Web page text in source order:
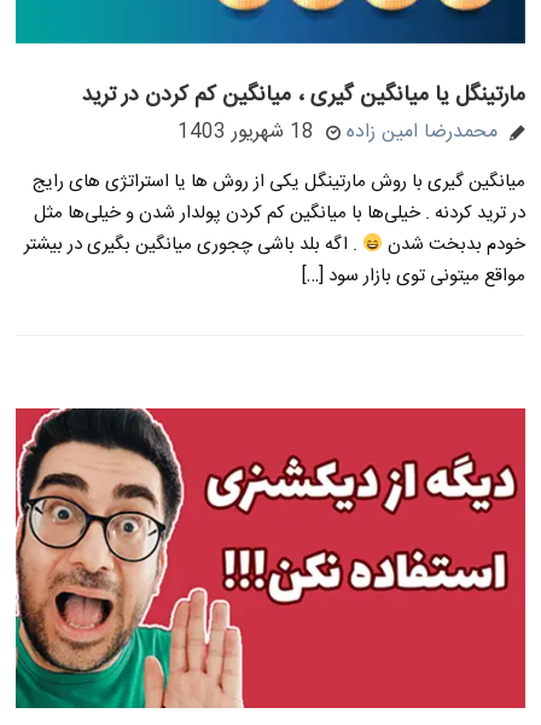
مارتینگل یا میانگین گیری ، میانگین کم کردن در ترید
محمدرضا امین زاده 18 شهریور 1403
میانگین گیری با روش مارتینگل یکی از روش ها یا استراتژی های رایج
در ترید کردنه . خیلی‌ها با میانگین کم کردن پولدار شدن و خیلی‌ها مثل
خودم بدبخت شدن
. اگه بلد باشی چجوری میانگین بگیری در بیشتر
مواقع میتونی توی بازار سود […]